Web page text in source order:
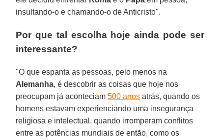
insultando-o e chamando-o de Anticristo".
Por que tal escolha hoje ainda pode ser
interessante?
"O que espanta as pessoas, pelo menos na
Alemanha, é descobrir as coisas que hoje nos
preocupam já aconteciam500 anos atrás, quando os
homens estavam experienciando uma insegurança
religiosa e intelectual, quando irromperam conflitos
entre as potências mundiais de então, como os